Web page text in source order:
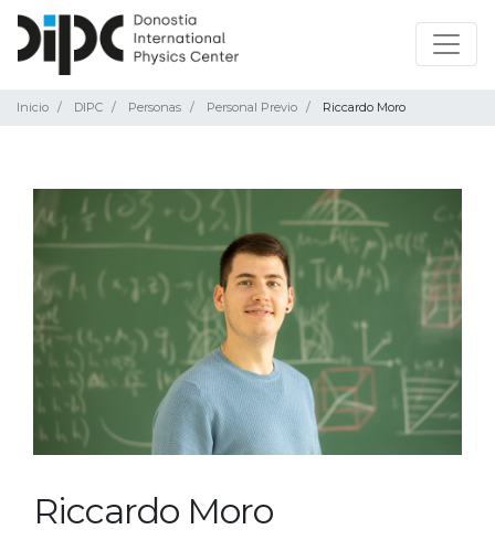
Inicio DIPC Personas Personal Previo Riccardo Moro
Riccardo Moro